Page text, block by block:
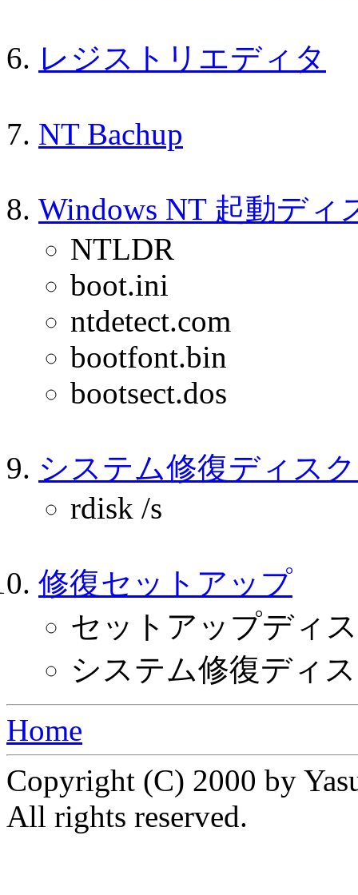
レジストリエディタ
NT Bachup
Windows NT 起動ディ
NTLDR
boot.ini
ntdetect.com
bootfont.bin
bootsect.dos
システム修復ディス
rdisk /s
修復セットアップ
セットアップディ
システム修復ディ
Home
Copyright (C) 2000 by
All rights reserved.